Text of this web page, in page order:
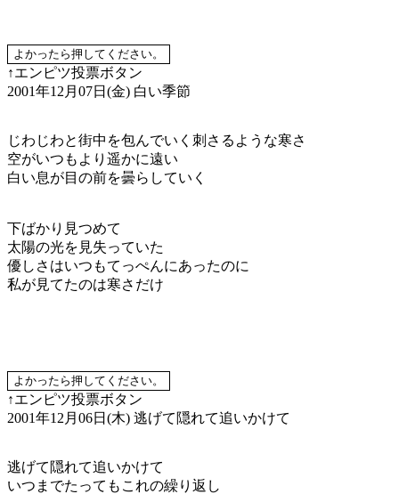
↑エンピツ投票ボタン
2001年12月07日(金) 白い季節
じわじわと街中を包んでいく刺さるような寒さ
空がいつもより遥かに遠い
白い息が目の前を曇らしていく
下ばかり見つめて
太陽の光を見失っていた
優しさはいつもてっぺんにあったのに
私が見てたのは寒さだけ
↑エンピツ投票ボタン
2001年12月06日(木) 逃げて隠れて追いかけて
逃げて隠れて追いかけて
いつまでたってもこれの繰り返し